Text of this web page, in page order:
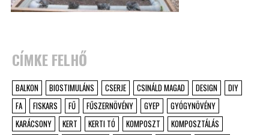
CÍMKE FELHŐ
BALKON BIOSTIMULÁNS CSERJE CSINÁLD MAGAD DESIGN
DIY
FA
FISKARS FŰ FŰSZERNÖVÉNY GYEP
GYÓGYNÖVÉNY
KARÁCSONY
KERT KERTI TÓ KOMPOSZT
KOMPOSZTÁLÁS